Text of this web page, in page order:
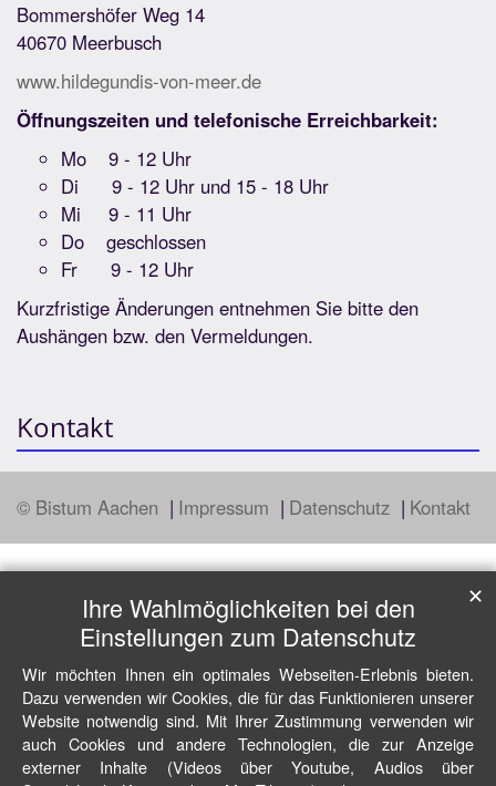
Bommershöfer Weg 14
40670 Meerbusch
www.hildegundis-von-meer.de
Öffnungszeiten und telefonische Erreichbarkeit:
Mo 9 - 12 Uhr
Di 9 - 12 Uhr und 15 - 18 Uhr
Mi 9 - 11 Uhr
Do geschlossen
Fr 9 - 12 Uhr
Kurzfristige Änderungen entnehmen Sie bitte den
Aushängen bzw. den Vermeldungen.
Kontakt
© Bistum Aachen Impressum Datenschutz Kontakt
Ihre Wahlmöglichkeiten bei den
Einstellungen zum Datenschutz
Wir möchten Ihnen ein optimales Webseiten-Erlebnis bieten.
Dazu verwenden wir Cookies, die für das Funktionieren unserer
Website notwendig sind. Mit Ihrer Zustimmung verwenden wir
auch Cookies und andere Technologien, die zur Anzeige
externer Inhalte (Videos über Youtube, Audios über
✕